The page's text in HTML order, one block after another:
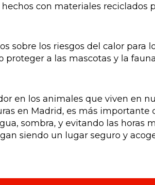
con materiales
sobre los riesgos del calor para
a las mascotas y la
en los animales que viven en
en Madrid, es más
sombra, y evitando las horas
siendo un lugar seguro y